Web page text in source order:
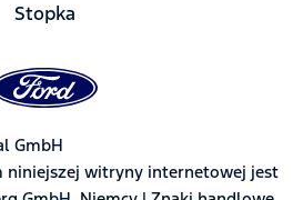
Stopka
GmbH
niniejszej witryny internetowej jest